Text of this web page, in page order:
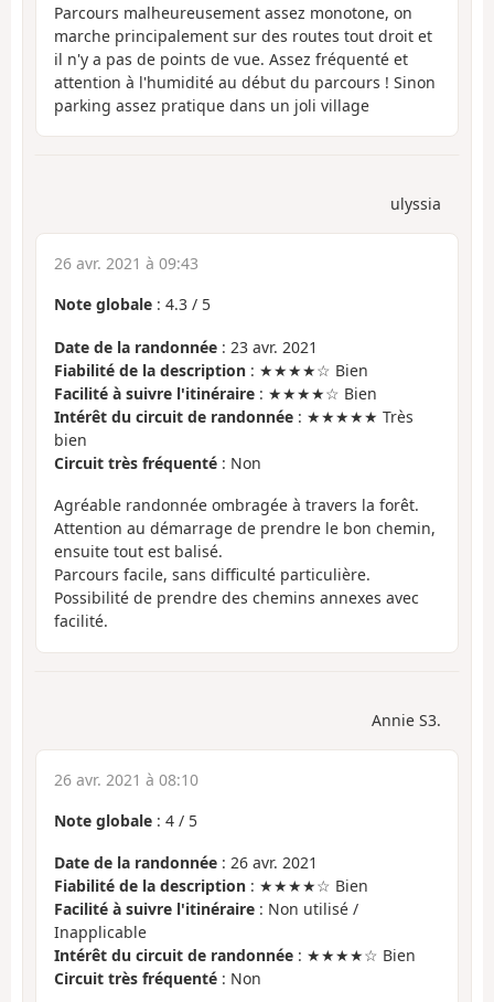
Parcours malheureusement assez monotone, on
marche principalement sur des routes tout droit et
il n'y a pas de points de vue. Assez fréquenté et
attention à l'humidité au début du parcours ! Sinon
parking assez pratique dans un joli village
ulyssia
26 avr. 2021 à 09:43
Note globale : 4.3 / 5
Date de la randonnée : 23 avr. 2021
Fiabilité de la description : ★★★★☆ Bien
Facilité à suivre l'itinéraire : ★★★★☆ Bien
Intérêt du circuit de randonnée : ★★★★★ Très
bien
Circuit très fréquenté : Non
Agréable randonnée ombragée à travers la forêt.
Attention au démarrage de prendre le bon chemin,
ensuite tout est balisé.
Parcours facile, sans difficulté particulière.
Possibilité de prendre des chemins annexes avec
facilité.
Annie S3.
26 avr. 2021 à 08:10
Note globale : 4 / 5
Date de la randonnée : 26 avr. 2021
Fiabilité de la description : ★★★★☆ Bien
Facilité à suivre l'itinéraire : Non utilisé /
Inapplicable
Intérêt du circuit de randonnée : ★★★★☆ Bien
Circuit très fréquenté : Non